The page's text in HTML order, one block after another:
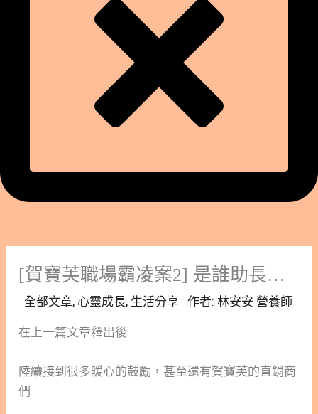
[賀寶芙職場霸凌案2] 是誰助長了賀寶芙職場霸凌的風氣？
全部文章, 心靈成長, 生活分享 作者:林安安 營養師
在上一篇文章釋出後
陸續接到很多暖心的鼓勵，甚至還有賀寶芙的直銷商
們